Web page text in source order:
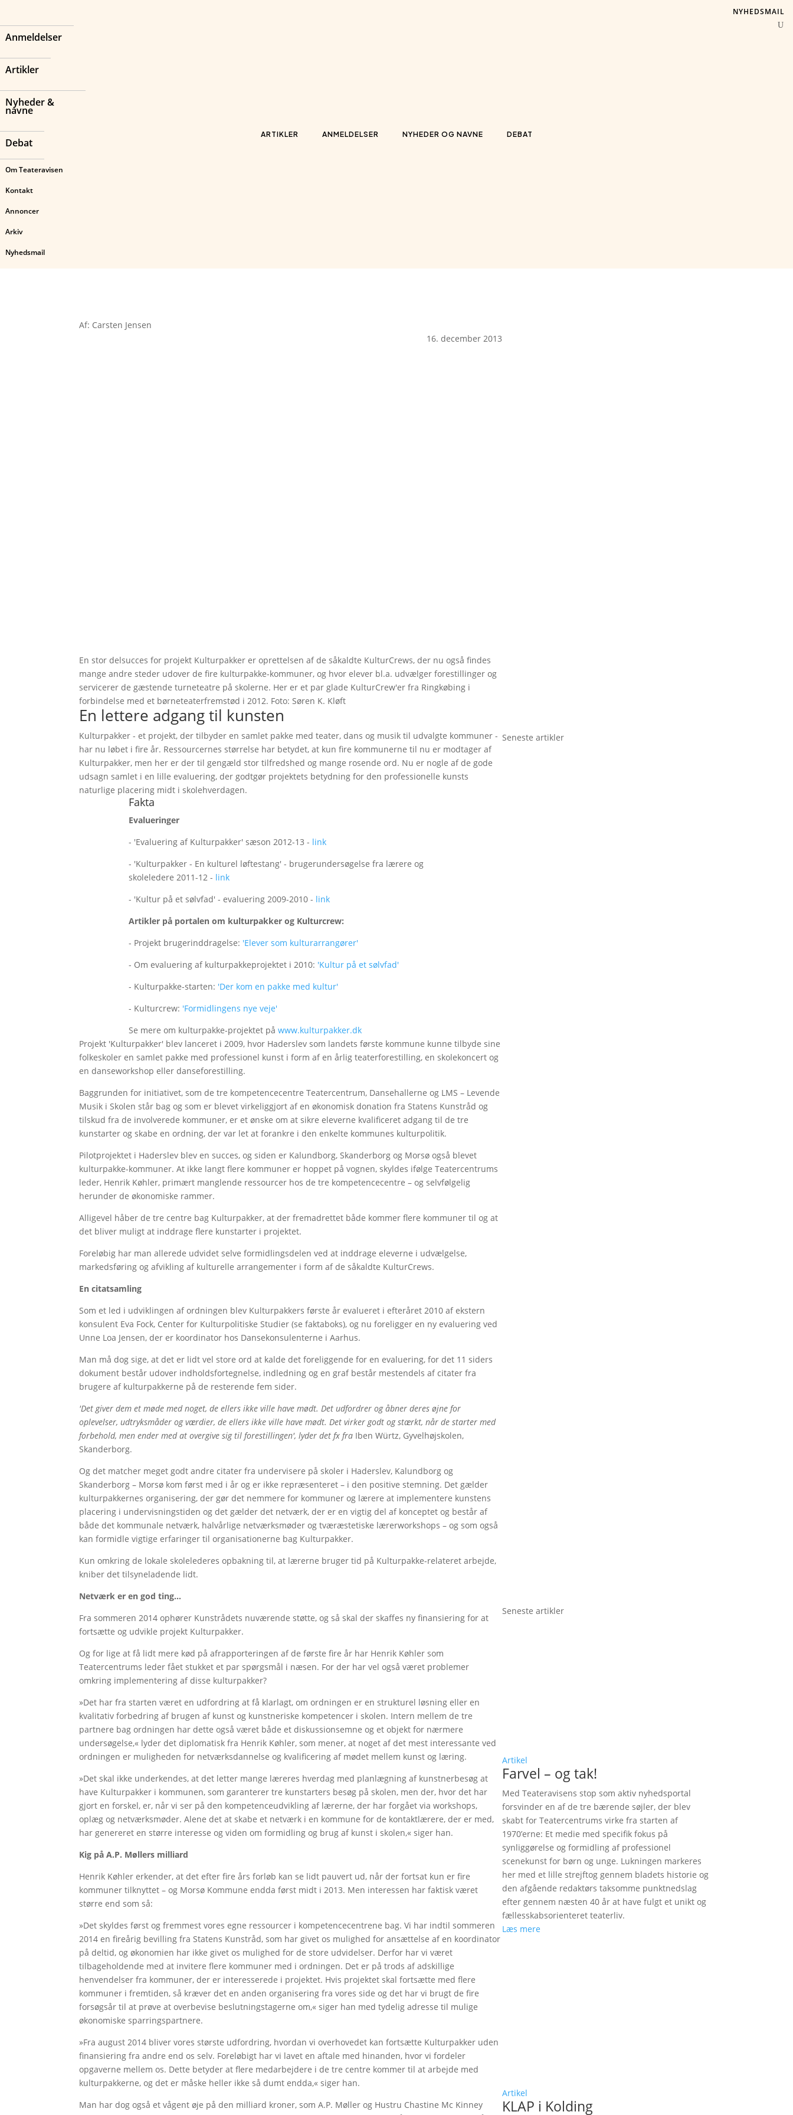
Anmeldelser
Artikler
Nyheder &
navne
Debat
Om Teateravisen
Kontakt
Annoncer
Arkiv
Nyhedsmail
ARTIKLER ANMELDELSER NYHEDER OG NAVNE DEBAT
NYHEDSMAIL
Af: Carsten Jensen
16. december 2013
En stor delsucces for projekt Kulturpakker er oprettelsen af de såkaldte KulturCrews, der nu også findes
mange andre steder udover de fire kulturpakke-kommuner, og hvor elever bl.a. udvælger forestillinger og
servicerer de gæstende turneteatre på skolerne. Her er et par glade KulturCrew'er fra Ringkøbing i
forbindelse med et børneteaterfremstød i 2012. Foto: Søren K. Kløft
En lettere adgang til kunsten
Kulturpakker - et projekt, der tilbyder en samlet pakke med teater, dans og musik til udvalgte kommuner -
har nu løbet i fire år. Ressourcernes størrelse har betydet, at kun fire kommunerne til nu er modtager af
Kulturpakker, men her er der til gengæld stor tilfredshed og mange rosende ord. Nu er nogle af de gode
udsagn samlet i en lille evaluering, der godtgør projektets betydning for den professionelle kunsts
naturlige placering midt i skolehverdagen.
Fakta
Evalueringer
- 'Evaluering af Kulturpakker' sæson 2012-13 - link
- 'Kulturpakker - En kulturel løftestang' - brugerundersøgelse fra lærere og
skoleledere 2011-12 - link
- 'Kultur på et sølvfad' - evaluering 2009-2010 - link
Artikler på portalen om kulturpakker og Kulturcrew:
- Projekt brugerinddragelse: 'Elever som kulturarrangører'
- Om evaluering af kulturpakkeprojektet i 2010: 'Kultur på et sølvfad'
- Kulturpakke-starten: 'Der kom en pakke med kultur'
- Kulturcrew: 'Formidlingens nye veje'
Se mere om kulturpakke-projektet på www.kulturpakker.dk
Projekt 'Kulturpakker' blev lanceret i 2009, hvor Haderslev som landets første kommune kunne tilbyde sine
folkeskoler en samlet pakke med professionel kunst i form af en årlig teaterforestilling, en skolekoncert og
en danseworkshop eller danseforestilling.
Baggrunden for initiativet, som de tre kompetencecentre Teatercentrum, Dansehallerne og LMS – Levende
Musik i Skolen står bag og som er blevet virkeliggjort af en økonomisk donation fra Statens Kunstråd og
tilskud fra de involverede kommuner, er et ønske om at sikre eleverne kvalificeret adgang til de tre
kunstarter og skabe en ordning, der var let at forankre i den enkelte kommunes kulturpolitik.
Pilotprojektet i Haderslev blev en succes, og siden er Kalundborg, Skanderborg og Morsø også blevet
kulturpakke-kommuner. At ikke langt flere kommuner er hoppet på vognen, skyldes ifølge Teatercentrums
leder, Henrik Køhler, primært manglende ressourcer hos de tre kompetencecentre – og selvfølgelig
herunder de økonomiske rammer.
Alligevel håber de tre centre bag Kulturpakker, at der fremadrettet både kommer flere kommuner til og at
det bliver muligt at inddrage flere kunstarter i projektet.
Foreløbig har man allerede udvidet selve formidlingsdelen ved at inddrage eleverne i udvælgelse,
markedsføring og afvikling af kulturelle arrangementer i form af de såkaldte KulturCrews.
En citatsamling
Som et led i udviklingen af ordningen blev Kulturpakkers første år evalueret i efteråret 2010 af ekstern
konsulent Eva Fock, Center for Kulturpolitiske Studier (se faktaboks), og nu foreligger en ny evaluering ved
Unne Loa Jensen, der er koordinator hos Dansekonsulenterne i Aarhus.
Man må dog sige, at det er lidt vel store ord at kalde det foreliggende for en evaluering, for det 11 siders
dokument består udover indholdsfortegnelse, indledning og en graf består mestendels af citater fra
brugere af kulturpakkerne på de resterende fem sider.
'Det giver dem et møde med noget, de ellers ikke ville have mødt. Det udfordrer og åbner deres øjne for
oplevelser, udtryksmåder og værdier, de ellers ikke ville have mødt. Det virker godt og stærkt, når de starter med
forbehold, men ender med at overgive sig til forestillingen', lyder det fx fra Iben Würtz, Gyvelhøjskolen,
Skanderborg.
Og det matcher meget godt andre citater fra undervisere på skoler i Haderslev, Kalundborg og
Skanderborg – Morsø kom først med i år og er ikke repræsenteret – i den positive stemning. Det gælder
kulturpakkernes organisering, der gør det nemmere for kommuner og lærere at implementere kunstens
placering i undervisningstiden og det gælder det netværk, der er en vigtig del af konceptet og består af
både det kommunale netværk, halvårlige netværksmøder og tværæstetiske lærerworkshops – og som også
kan formidle vigtige erfaringer til organisationerne bag Kulturpakker.
Kun omkring de lokale skolelederes opbakning til, at lærerne bruger tid på Kulturpakke-relateret arbejde,
kniber det tilsyneladende lidt.
Netværk er en god ting…
Fra sommeren 2014 ophører Kunstrådets nuværende støtte, og så skal der skaffes ny finansiering for at
fortsætte og udvikle projekt Kulturpakker.
Og for lige at få lidt mere kød på afrapporteringen af de første fire år har Henrik Køhler som
Teatercentrums leder fået stukket et par spørgsmål i næsen. For der har vel også været problemer
omkring implementering af disse kulturpakker?
»Det har fra starten været en udfordring at få klarlagt, om ordningen er en strukturel løsning eller en
kvalitativ forbedring af brugen af kunst og kunstneriske kompetencer i skolen. Intern mellem de tre
partnere bag ordningen har dette også været både et diskussionsemne og et objekt for nærmere
undersøgelse,« lyder det diplomatisk fra Henrik Køhler, som mener, at noget af det mest interessante ved
ordningen er muligheden for netværksdannelse og kvalificering af mødet mellem kunst og læring.
»Det skal ikke underkendes, at det letter mange læreres hverdag med planlægning af kunstnerbesøg at
have Kulturpakker i kommunen, som garanterer tre kunstarters besøg på skolen, men der, hvor det har
gjort en forskel, er, når vi ser på den kompetenceudvikling af lærerne, der har forgået via workshops,
oplæg og netværksmøder. Alene det at skabe et netværk i en kommune for de kontaktlærere, der er med,
har genereret en større interesse og viden om formidling og brug af kunst i skolen,« siger han.
Kig på A.P. Møllers milliard
Henrik Køhler erkender, at det efter fire års forløb kan se lidt pauvert ud, når der fortsat kun er fire
kommuner tilknyttet – og Morsø Kommune endda først midt i 2013. Men interessen har faktisk været
større end som så:
»Det skyldes først og fremmest vores egne ressourcer i kompetencecentrene bag. Vi har indtil sommeren
2014 en fireårig bevilling fra Statens Kunstråd, som har givet os mulighed for ansættelse af en koordinator
på deltid, og økonomien har ikke givet os mulighed for de store udvidelser. Derfor har vi været
tilbageholdende med at invitere flere kommuner med i ordningen. Det er på trods af adskillige
henvendelser fra kommuner, der er interesserede i projektet. Hvis projektet skal fortsætte med flere
kommuner i fremtiden, så kræver det en anden organisering fra vores side og det har vi brugt de fire
forsøgsår til at prøve at overbevise beslutningstagerne om,« siger han med tydelig adresse til mulige
økonomiske sparringspartnere.
»Fra august 2014 bliver vores største udfordring, hvordan vi overhovedet kan fortsætte Kulturpakker uden
finansiering fra andre end os selv. Foreløbigt har vi lavet en aftale med hinanden, hvor vi fordeler
opgaverne mellem os. Dette betyder at flere medarbejdere i de tre centre kommer til at arbejde med
kulturpakkerne, og det er måske heller ikke så dumt endda,« siger han.
Man har dog også et vågent øje på den milliard kroner, som A.P. Møller og Hustru Chastine Mc Kinney
Seneste artikler
Seneste artikler
Artikel
Farvel – og tak!
Med Teateravisens stop som aktiv nyhedsportal
forsvinder en af de tre bærende søjler, der blev
skabt for Teatercentrums virke fra starten af
1970’erne: Et medie med specifik fokus på
synliggørelse og formidling af professionel
scenekunst for børn og unge. Lukningen markeres
her med et lille strejftog gennem bladets historie og
den afgående redaktørs taksomme punktnedslag
efter gennem næsten 40 år at have fulgt et unikt og
fællesskabsorienteret teaterliv.
Læs mere
Artikel
KLAP i Kolding